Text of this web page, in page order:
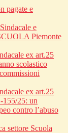
pagate e
e
Piemonte
ex art.25
scolastico
ex art.25
25: un
contro l’abuso
settore Scuola